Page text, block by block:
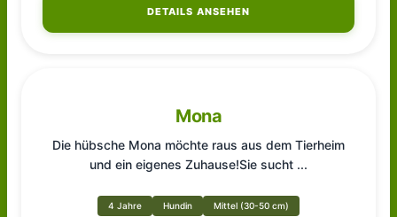
DETAILS ANSEHEN
Mona
Die hübsche Mona möchte raus aus dem Tierheim
und ein eigenes Zuhause!Sie sucht ...
4 Jahre Hundin Mittel (30-50 cm)